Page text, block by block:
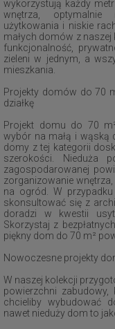
wykorzystują każdy
wnętrza, optymalnie
użytkowania i niskie
małych domów z
funkcjonalność,
zieleni w jednym, a
mieszkania.
Projekty domów do 70
działkę
Projekt domu do 70
wybór na małą i wąską
domy z tej kategorii
szerokości. Nieduża
zagospodarowanej
zorganizowanie
na ogród. W
skonsultować się z
doradzi w kwestii
Skorzystaj z
piękny dom do 70 m²
Nowoczesne projekty
W naszej kolekcji
powierzchni
chcieliby wybudować
nawet nieduży dom to